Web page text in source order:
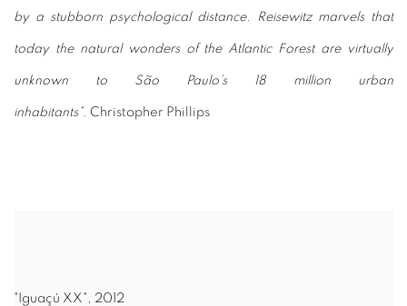
by a stubborn psychological distance. Reisewitz marvels that
today the natural wonders of the Atlantic Forest are virtually
unknown to São Paulo’s 18 million urban
inhabitants”. Christopher Phillips
"Iguaçú XX", 2012